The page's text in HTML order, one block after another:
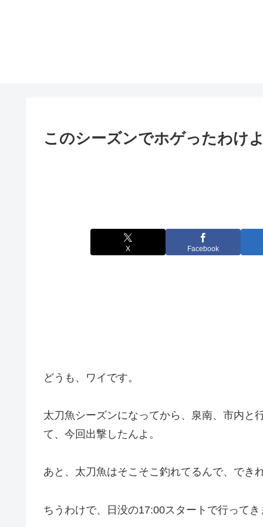
このシーズンでホゲったわけ
X Facebook
どうも、ワイです。
太刀魚シーズンになってから、泉南、市内と
て、今回出撃したんよ。
あと、太刀魚はそこそこ釣れてるんで、でき
ちうわけで、日没の17:00スタートで行ってき